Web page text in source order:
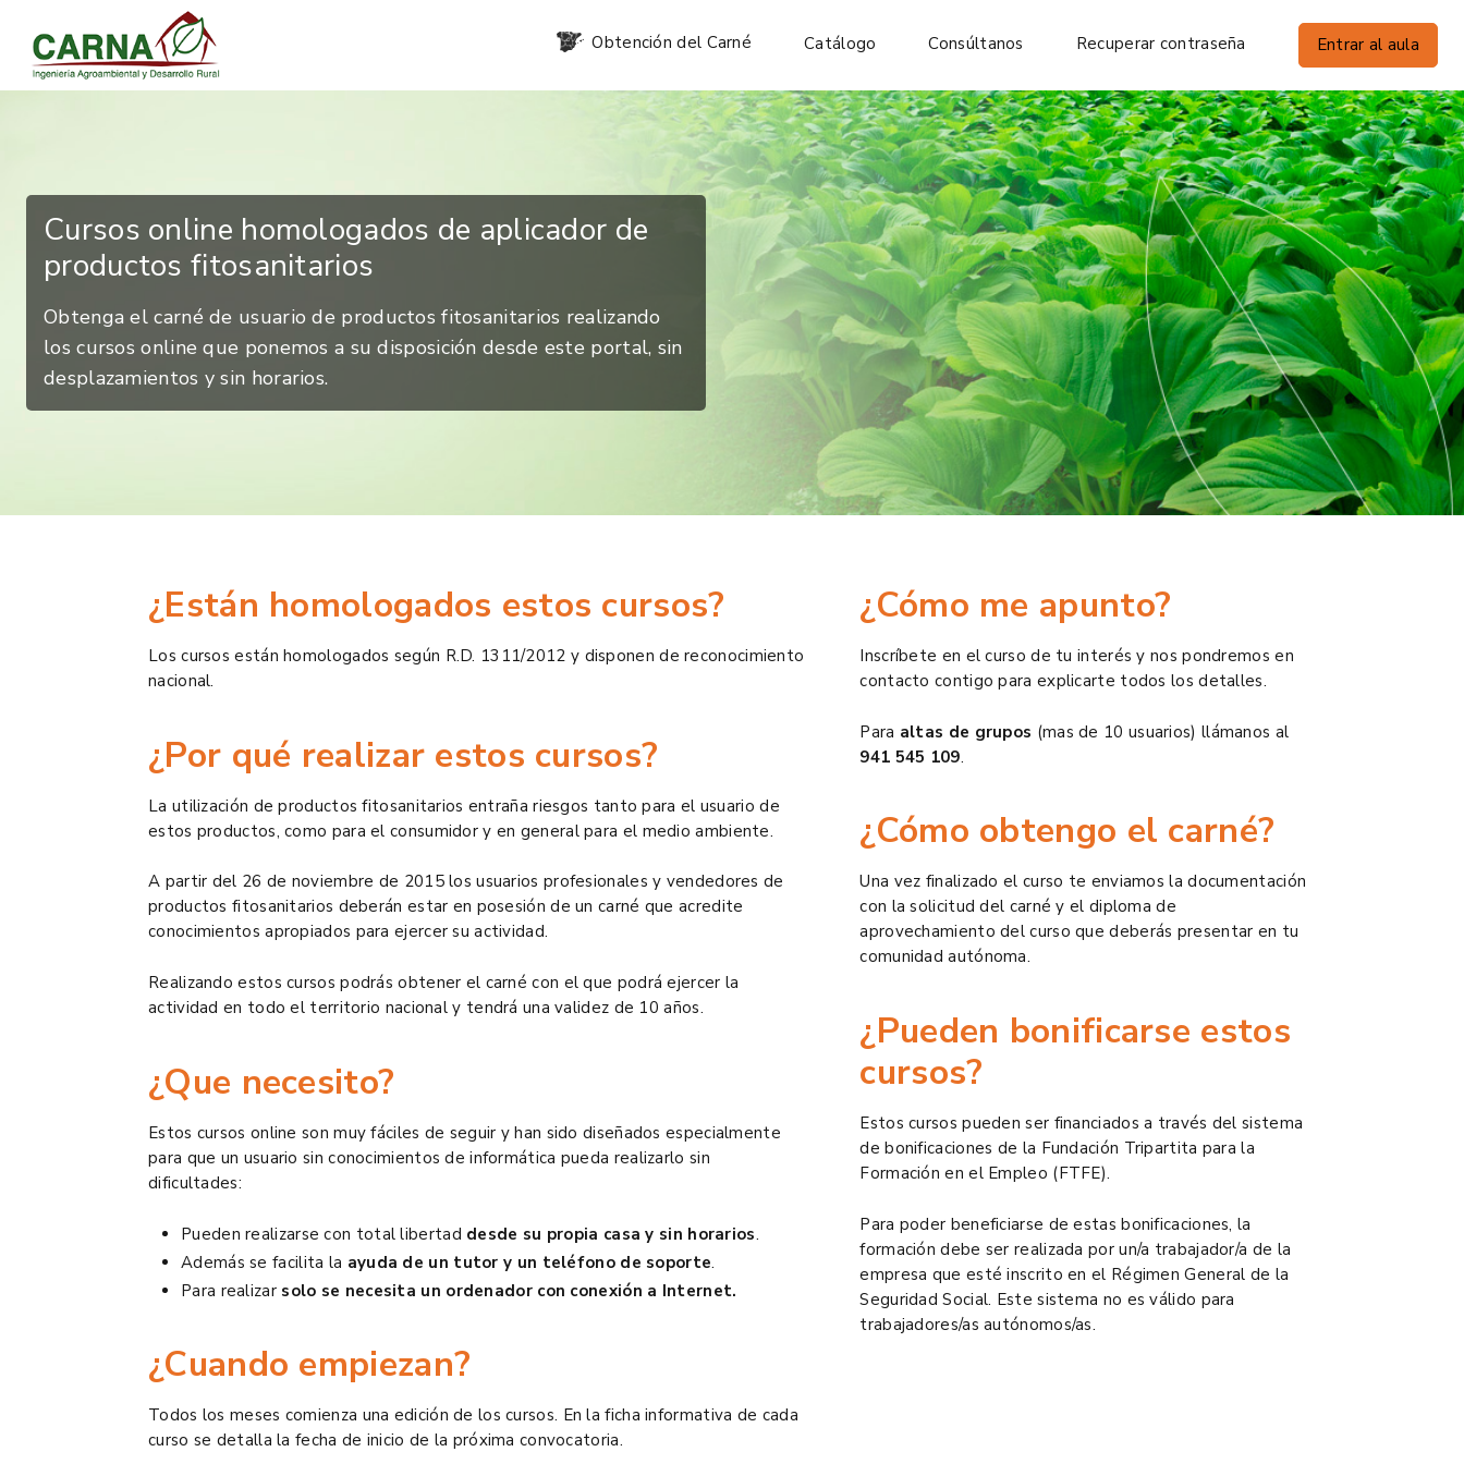
Obtención del Carné Catálogo Consúltanos Recuperar contraseña Entrar al aula
Cursos online homologados de aplicador de
productos fitosanitarios
Obtenga el carné de usuario de productos fitosanitarios realizando
los cursos online que ponemos a su disposición desde este portal, sin
desplazamientos y sin horarios.
¿Están homologados estos cursos?
Los cursos están homologados según R.D. 1311/2012 y disponen de reconocimiento
nacional.
¿Por qué realizar estos cursos?
La utilización de productos fitosanitarios entraña riesgos tanto para el usuario de
estos productos, como para el consumidor y en general para el medio ambiente.
A partir del 26 de noviembre de 2015 los usuarios profesionales y vendedores de
productos fitosanitarios deberán estar en posesión de un carné que acredite
conocimientos apropiados para ejercer su actividad.
Realizando estos cursos podrás obtener el carné con el que podrá ejercer la
actividad en todo el territorio nacional y tendrá una validez de 10 años.
¿Que necesito?
Estos cursos online son muy fáciles de seguir y han sido diseñados especialmente
para que un usuario sin conocimientos de informática pueda realizarlo sin
dificultades:
Pueden realizarse con total libertad desde su propia casa y sin horarios.
Además se facilita la ayuda de un tutor y un teléfono de soporte.
Para realizar solo se necesita un ordenador con conexión a Internet.
¿Cuando empiezan?
Todos los meses comienza una edición de los cursos. En la ficha informativa de cada
curso se detalla la fecha de inicio de la próxima convocatoria.
¿Cómo me apunto?
Inscríbete en el curso de tu interés y nos pondremos en
contacto contigo para explicarte todos los detalles.
Para altas de grupos (mas de 10 usuarios) llámanos al
941 545 109.
¿Cómo obtengo el carné?
Una vez finalizado el curso te enviamos la documentación
con la solicitud del carné y el diploma de
aprovechamiento del curso que deberás presentar en tu
comunidad autónoma.
¿Pueden bonificarse estos
cursos?
Estos cursos pueden ser financiados a través del sistema
de bonificaciones de la Fundación Tripartita para la
Formación en el Empleo (FTFE).
Para poder beneficiarse de estas bonificaciones, la
formación debe ser realizada por un/a trabajador/a de la
empresa que esté inscrito en el Régimen General de la
Seguridad Social. Este sistema no es válido para
trabajadores/as autónomos/as.